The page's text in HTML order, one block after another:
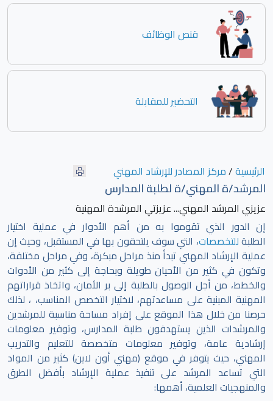
قنص الوظائف
التحضير للمقابلة
الرئيسية/مركز المصادر للإرشاد المهني
المرشد/ة المهني/ة لطلبة المدارس
عزيزي المرشد المهني... عزيزتي المرشدة المهنية
إن الدور الذي تقوموا به من أهم الأدوار في عملية اختيار
الطلبةللتخصصات، التي سوف يلتحقون بها في المستقبل، وحيث إن
عملية الإرشاد المهني تبدأ منذ مراحل مبكرة، وفي مراحل مختلفة،
وتكون في كثير من الأحيان طويلة وبحاجة إلى كثير من الأدوات
والخطط، من أجل الوصول بالطلبة إلى بر الأمان، واتخاذ قراراتهم
المهنية المبنية على مساعدتهم، لاختيار التخصص المناسب، ، لذلك
حرصنا من خلال هذا الموقع على إفراد مساحة مناسبة للمرشدين
والمرشدات الذين يستهدفون طلبة المدارس، وتوفير معلومات
إرشادية عامة، وتوفير معلومات متخصصة للتعليم والتدريب
المهني، حيث يتوفر في موقع (مهني أون لاين) كثير من المواد
التي تساعد المرشد على تنفيذ عملية الإرشاد بأفضل الطرق
والمنهجيات العلمية، أهمها: